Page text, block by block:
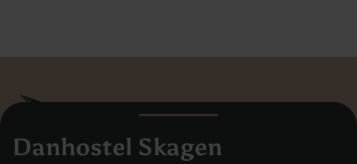
Danhostel Skagen